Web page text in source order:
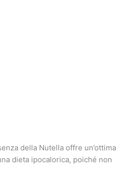
della Nutella offre un’ottima
dieta ipocalorica, poiché non